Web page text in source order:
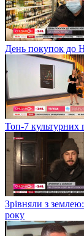
День покупок до
Топ-7 культурних
Зрівняли з
року